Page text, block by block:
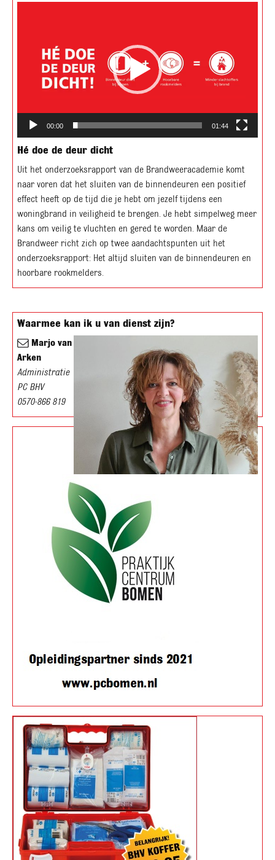
00:00 01:44
Hé doe de deur dicht
Uit het onderzoeksrapport van de Brandweeracademie komt
naar voren dat het sluiten van de binnendeuren een positief
effect heeft op de tijd die je hebt om jezelf tijdens een
woningbrand in veiligheid te brengen. Je hebt simpelweg meer
kans om veilig te vluchten en gered te worden. Maar de
Brandweer richt zich op twee aandachtspunten uit het
onderzoeksrapport: Het altijd sluiten van de binnendeuren en
hoorbare rookmelders.
Waarmee kan ik u van dienst zijn?
Marjo van
Arken
Administratie
PC BHV
0570-866 819